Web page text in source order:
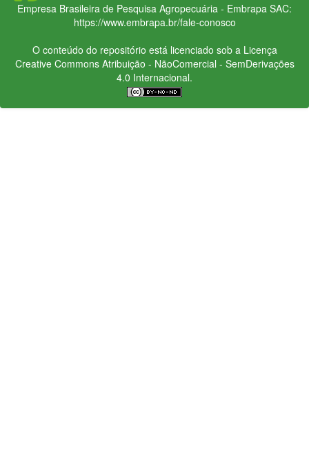
Empresa Brasileira de Pesquisa Agropecuária - Embrapa SAC:
https://www.embrapa.br/fale-conosco
O conteúdo do repositório está licenciado sob a Licença
Creative CommonsAtribuição - NãoComercial - SemDerivações
4.0 Internacional.